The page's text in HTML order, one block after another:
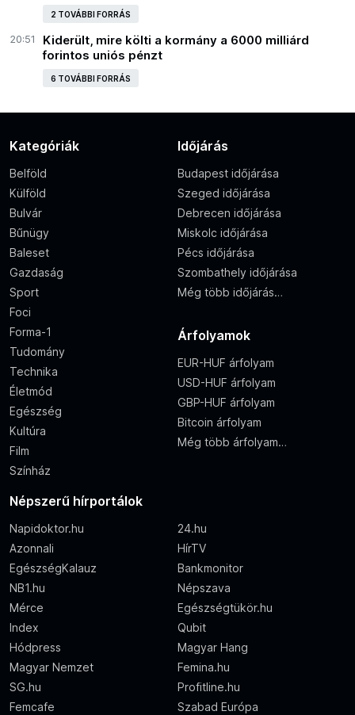
2 TOVÁBBI FORRÁS
20:51
Kiderült, mire költi a kormány a 6000 milliárd
forintos uniós pénzt
6 TOVÁBBI FORRÁS
Kategóriák
Belföld
Külföld
Bulvár
Bűnügy
Baleset
Gazdaság
Sport
Foci
Forma-1
Tudomány
Technika
Életmód
Egészség
Kultúra
Film
Színház
Időjárás
Budapest időjárása
Szeged időjárása
Debrecen időjárása
Miskolc időjárása
Pécs időjárása
Szombathely időjárása
Még több időjárás…
Árfolyamok
EUR-HUF árfolyam
USD-HUF árfolyam
GBP-HUF árfolyam
Bitcoin árfolyam
Még több árfolyam…
Népszerű hírportálok
Napidoktor.hu
24.hu
Azonnali
HírTV
EgészségKalauz
Bankmonitor
NB1.hu
Népszava
Mérce
Egészségtükör.hu
Index
Qubit
Hódpress
Magyar Hang
Magyar Nemzet
Femina.hu
SG.hu
Profitline.hu
Femcafe
Szabad Európa